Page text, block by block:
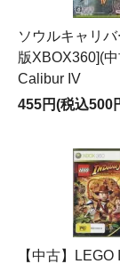
ソウルキャリ
版XBOX360](中
Calibur IV
455円(税込500
【中古】LEGO